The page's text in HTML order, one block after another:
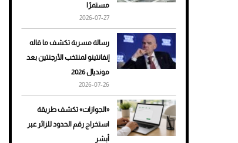
للرجال
مستمرًا
2026-07-27
رسالة مسربة تكشف ما قاله
إنفانتينو لمنتخب الأرجنتين بعد
مونديال 2026
2026-07-26
«الجوازات» تكشف طريقة
استخراج رقم الحدود للزائر عبر
أبشر